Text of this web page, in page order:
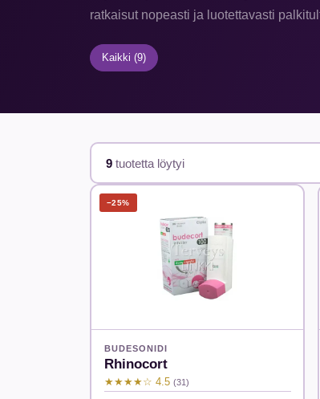
ratkaisut nopeasti ja luotettavasti
Kaikki (9)
9 tuotetta löytyi
−25%
BUDESONIDI
Rhinocort
★★★★☆ 4.5 (31)